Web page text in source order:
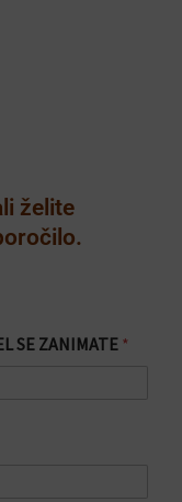
želite
SE ZANIMATE *